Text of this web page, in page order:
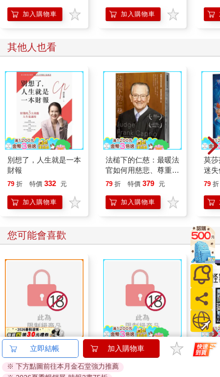
加入購物車 加入購物車
其他人也看
別想了，人生就是一本
財報
79 折 特價 332 元
加入購物車
法槌下的仁慈：最暖法
官如何用慈悲、尊重與
理解扭轉人生
79 折 特價 379 元
加入購物車
莫
迷
79 折
您可能會喜歡
跟殭屍伊央一起共享春
宵一刻 冥婚的新娘番
外篇
特價 200 元
戀人的主推不是我！-
全
79 折
怪獸
特
立即結帳 加入購物車
※ 下方點圖前往本月金石堂強力推薦